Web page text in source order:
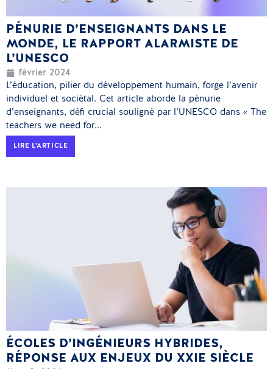
PÉNURIE D’ENSEIGNANTS DANS LE
MONDE, LE RAPPORT ALARMISTE DE
L’UNESCO
février 2024
L’éducation, pilier du développement humain, forge l’avenir
individuel et sociétal. Cet article aborde la pénurie
d’enseignants, défi crucial souligné par l’UNESCO dans « The
teachers we need for...
LIRE L'ARTICLE
ÉCOLES D’INGÉNIEURS HYBRIDES,
RÉPONSE AUX ENJEUX DU XXIE SIÈCLE